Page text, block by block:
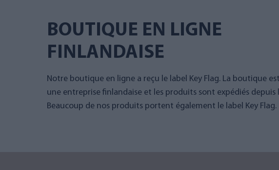
BOUTIQUE EN LIGNE
FINLANDAISE
Notre boutique en ligne a reçu le label Key Flag. La boutique
une entreprise finlandaise et les produits sont expédiés depuis
Beaucoup de nos produits portent également le label Key Flag.